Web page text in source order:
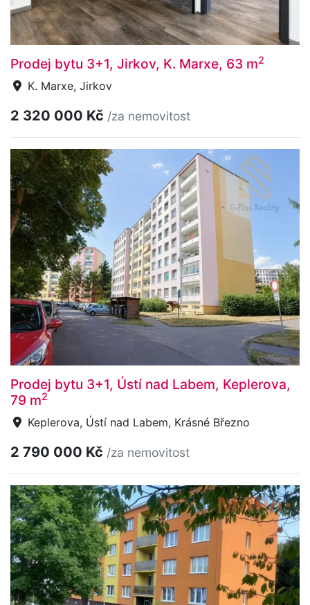
Prodej bytu 3+1, Jirkov, K. Marxe, 63 m2
K. Marxe, Jirkov
2 320 000 Kč /za nemovitost
Prodej bytu 3+1, Ústí nad Labem, Keplerova,
79 m2
Keplerova, Ústí nad Labem, Krásné Březno
2 790 000 Kč /za nemovitost